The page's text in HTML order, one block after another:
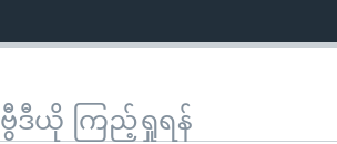
ဗွီဒီယို ကြည့်ရှုရန်